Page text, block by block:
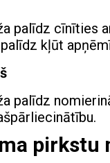
palīdz cīnīties
kļūt
palīdz
pirkstu